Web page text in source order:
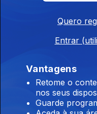
Berta Montalvão |
Berta Montalvão conta 16
migração, em países da
para passar testemunho
experiências e saberes,
Maria Manuel
Quero
Entrar
Vantagens
Retome o
nos seus
Guarde